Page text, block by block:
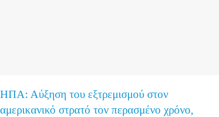
ΗΠΑ: Αύξηση του εξτρεμισμού στον
αμερικανικό στρατό τον περασμένο χρόνο,